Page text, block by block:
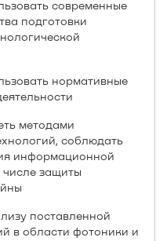
современные
подготовки
нормативные
методами
соблюдать
информационной
числе защиты
поставленной
в области фотоники и